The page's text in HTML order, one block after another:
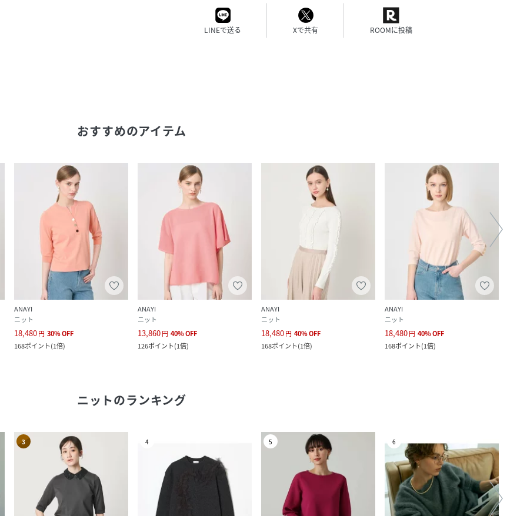
LINEで送る Xで共有 ROOMに投稿
おすすめのアイテム
ANAYI
ニット
18,480円 30%OFF
168ポイント(1倍)
ANAYI
ニット
13,860円 40%OFF
126ポイント(1倍)
ANAYI
ニット
18,480円 40%OFF
168ポイント(1倍)
ANAYI
ニット
18,480円 40%OFF
168ポイント(1倍)
ニットのランキング
3 4 5 6